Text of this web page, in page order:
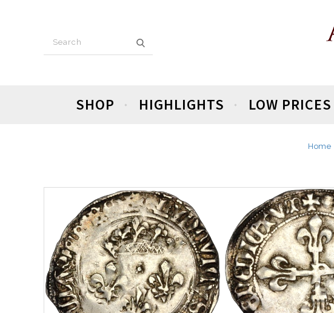
SHOP HIGHLIGHTS LOW PRICES
Home